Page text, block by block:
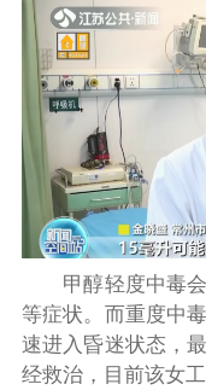
甲醇轻度中毒会
等症状。而重度中
速进入昏迷状态，
经救治，目前该女